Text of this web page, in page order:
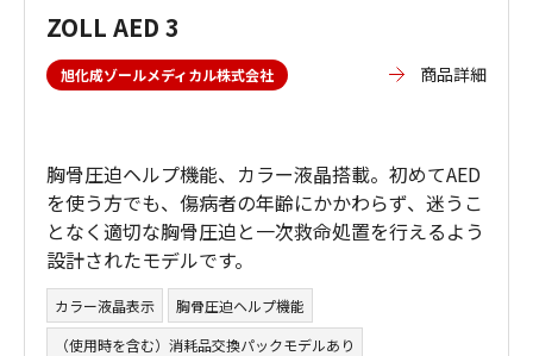
ZOLL AED 3
旭化成ゾールメディカル株式会社 商品詳細
胸骨圧迫ヘルプ機能、カラー液晶搭載。初めてAED
を使う方でも、傷病者の年齢にかかわらず、迷うこ
となく適切な胸骨圧迫と一次救命処置を行えるよう
設計されたモデルです。
カラー液晶表示
胸骨圧迫ヘルプ機能
（使用時を含む）消耗品交換パックモデルあり